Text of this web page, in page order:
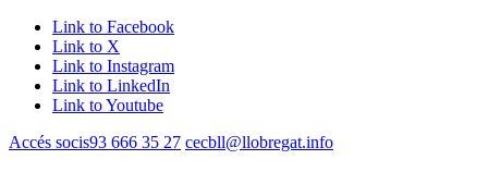
Link to Facebook
Link to X
Link to Instagram
Link to LinkedIn
Link to Youtube
Accés socis93 666 35 27 cecbll@llobregat.info